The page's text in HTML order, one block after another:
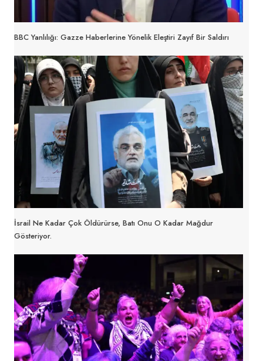
BBC Yanlılığı: Gazze Haberlerine Yönelik Eleştiri Zayıf Bir Saldırı
İsrail Ne Kadar Çok Öldürürse, Batı Onu O Kadar Mağdur
Gösteriyor.